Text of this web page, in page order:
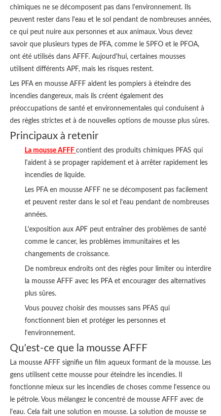
chimiques ne se décomposent pas dans l'environnement. Ils
peuvent rester dans l'eau et le sol pendant de nombreuses années,
ce qui peut nuire aux personnes et aux animaux. Vous devez
savoir que plusieurs types de PFA, comme le SPFO et le PFOA,
ont été utilisés dans AFFF. Aujourd'hui, certaines mousses
utilisent différents APF, mais les risques restent.
Les PFA en mousse AFFF aident les pompiers à éteindre des
incendies dangereux, mais ils créent également des
préoccupations de santé et environnementales qui conduisent à
des règles strictes et à de nouvelles options de mousse plus sûres.
Principaux à retenir
La mousse AFFF contient des produits chimiques PFAS qui
l'aident à se propager rapidement et à arrêter rapidement les
incendies de liquide.
Les PFA en mousse AFFF ne se décomposent pas facilement
et peuvent rester dans le sol et l'eau pendant de nombreuses
années.
L'exposition aux APF peut entraîner des problèmes de santé
comme le cancer, les problèmes immunitaires et les
changements de croissance.
De nombreux endroits ont des règles pour limiter ou interdire
la mousse AFFF avec les PFA et encourager des alternatives
plus sûres.
Vous pouvez choisir des mousses sans PFAS qui
fonctionnent bien et protéger les personnes et
l'environnement.
Qu'est-ce que la mousse AFFF
La mousse AFFF signifie un film aqueux formant de la mousse. Les
gens utilisent cette mousse pour éteindre les incendies. Il
fonctionne mieux sur les incendies de choses comme l'essence ou
le pétrole. Vous mélangez le concentré de mousse AFFF avec de
l'eau. Cela fait une solution en mousse. La solution de mousse se